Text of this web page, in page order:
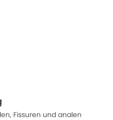
Fissuren und analen